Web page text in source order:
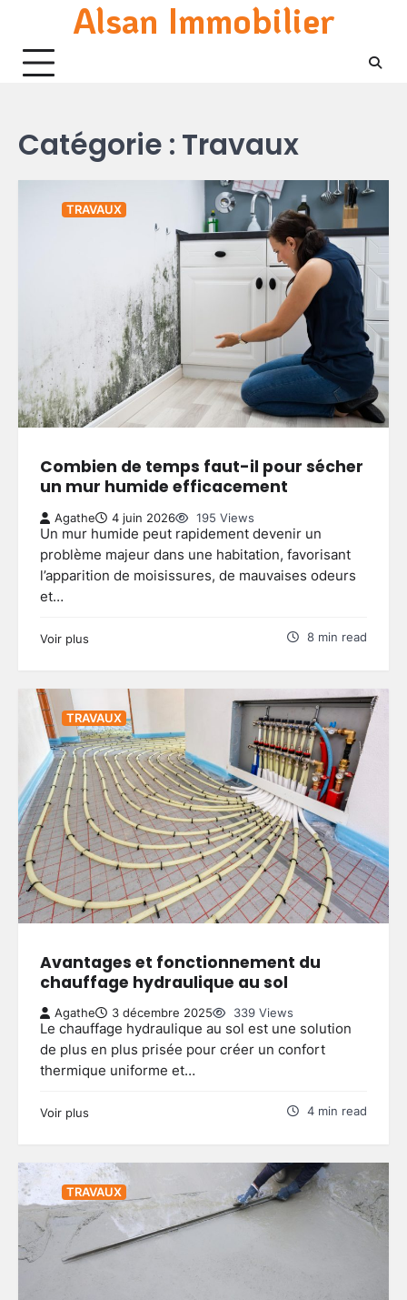
content
Alsan Immobilier
Catégorie : Travaux
TRAVAUX
Combien de temps faut-il pour sécher
un mur humide efficacement
Agathe 4 juin 2026 195 Views
Un mur humide peut rapidement devenir un
problème majeur dans une habitation, favorisant
l’apparition de moisissures, de mauvaises odeurs
et…
Voir plus 8 min read
TRAVAUX
Avantages et fonctionnement du
chauffage hydraulique au sol
Agathe 3 décembre 2025 339 Views
Le chauffage hydraulique au sol est une solution
de plus en plus prisée pour créer un confort
thermique uniforme et…
Voir plus 4 min read
TRAVAUX